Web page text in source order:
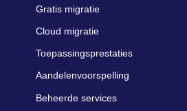
Gratis migratie
Cloud migratie
Toepassingsprestaties
Aandelenvoorspelling
Beheerde services